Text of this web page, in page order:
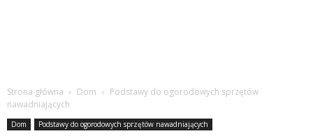
Strona główna Dom
Podstawy do ogorodowych sprzętów
nawadniających
Dom Podstawy do ogorodowych sprzętów nawadniających